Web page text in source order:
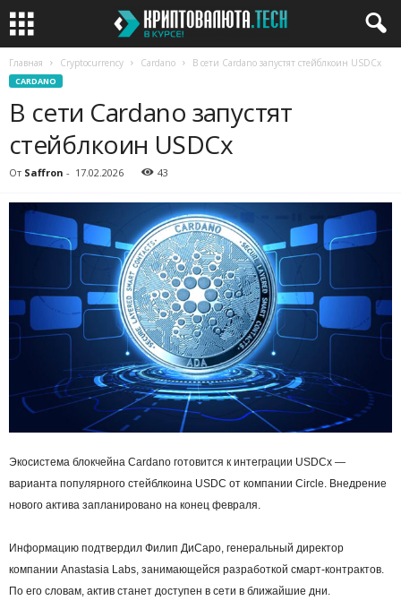
Главная Cryptocurrency Cardano В сети Cardano запустят стейблкоин USDCx
CARDANO
В сети Cardano запустят
стейблкоин USDCx
От Saffron - 17.02.2026 43
Экосистема блокчейна Cardano готовится к интеграции USDCx —
варианта популярного стейблкоина USDC от компании Circle. Внедрение
нового актива запланировано на конец февраля.
Информацию подтвердил Филип ДиСаро, генеральный директор
компании Anastasia Labs, занимающейся разработкой смарт-контрактов.
По его словам, актив станет доступен в сети в ближайшие дни.